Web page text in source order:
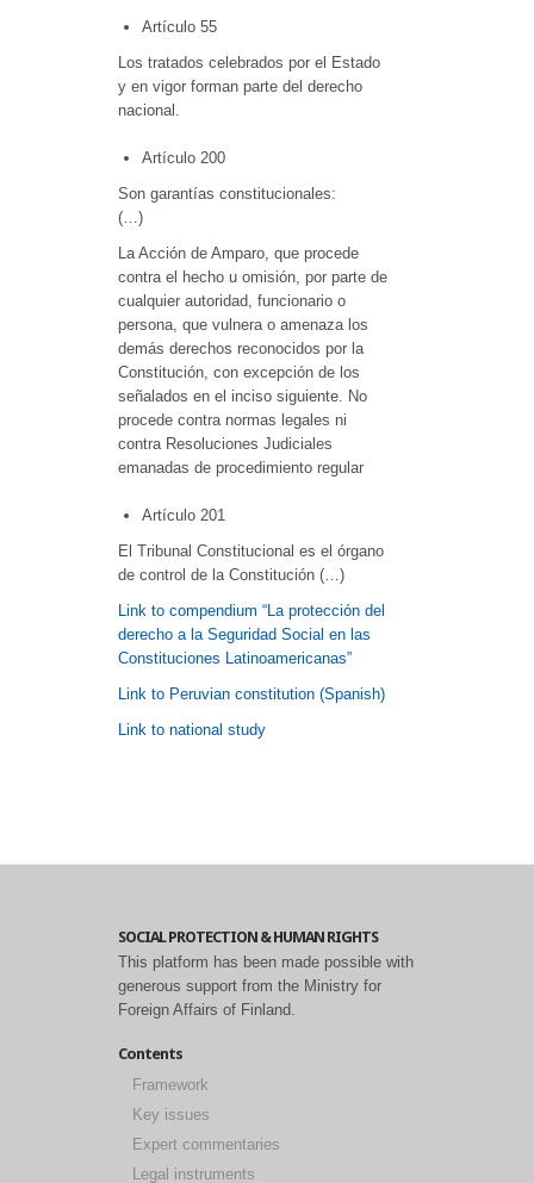
Artículo 55
Los tratados celebrados por el Estado
y en vigor forman parte del derecho
nacional.
Artículo 200
Son garantías constitucionales:
(…)
La Acción de Amparo, que procede
contra el hecho u omisión, por parte de
cualquier autoridad, funcionario o
persona, que vulnera o amenaza los
demás derechos reconocidos por la
Constitución, con excepción de los
señalados en el inciso siguiente. No
procede contra normas legales ni
contra Resoluciones Judiciales
emanadas de procedimiento regular
Artículo 201
El Tribunal Constitucional es el órgano
de control de la Constitución (…)
Link to compendium “La protección del
derecho a la Seguridad Social en las
Constituciones Latinoamericanas”
Link to Peruvian constitution (Spanish)
Link to national study
SOCIAL PROTECTION & HUMAN RIGHTS
This platform has been made possible with
generous support from the Ministry for
Foreign Affairs of Finland.
Contents
Framework
Key issues
Expert commentaries
Legal instruments